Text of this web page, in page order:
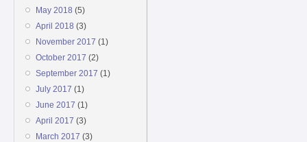
May 2018 (5)
April 2018 (3)
November 2017 (1)
October 2017 (2)
September 2017 (1)
July 2017 (1)
June 2017 (1)
April 2017 (3)
March 2017 (3)